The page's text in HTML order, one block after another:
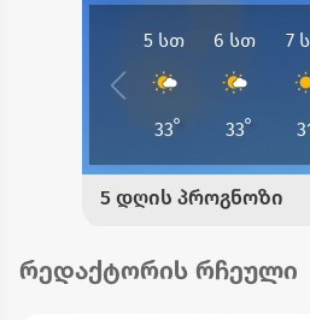
რედაქტორის რჩეული